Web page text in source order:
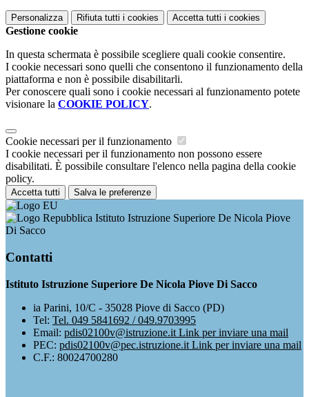
Personalizza Rifiuta tutti i cookies Accetta tutti i cookies
Gestione cookie
In questa schermata è possibile scegliere quali cookie consentire.
I cookie necessari sono quelli che consentono il funzionamento della
piattaforma e non è possibile disabilitarli.
Per conoscere quali sono i cookie necessari al funzionamento potete
visionare la COOKIE POLICY.
Cookie necessari per il funzionamento
I cookie necessari per il funzionamento non possono essere
disabilitati. È possibile consultare l'elenco nella pagina della cookie
policy.
Accetta tutti Salva le preferenze
Istituto Istruzione Superiore De Nicola Piove
Di Sacco
Contatti
Istituto Istruzione Superiore De Nicola Piove Di Sacco
ia Parini, 10/C - 35028 Piove di Sacco (PD)
Tel: Tel. 049 5841692 / 049.9703995
Email: pdis02100v@istruzione.it Link per inviare una mail
PEC: pdis02100v@pec.istruzione.it Link per inviare una mail
C.F.: 80024700280